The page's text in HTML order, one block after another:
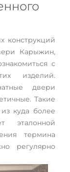
конструкций
Карыжин,
с
изделий.
двери
Такие
куда более
эталонной
термина
регулярно